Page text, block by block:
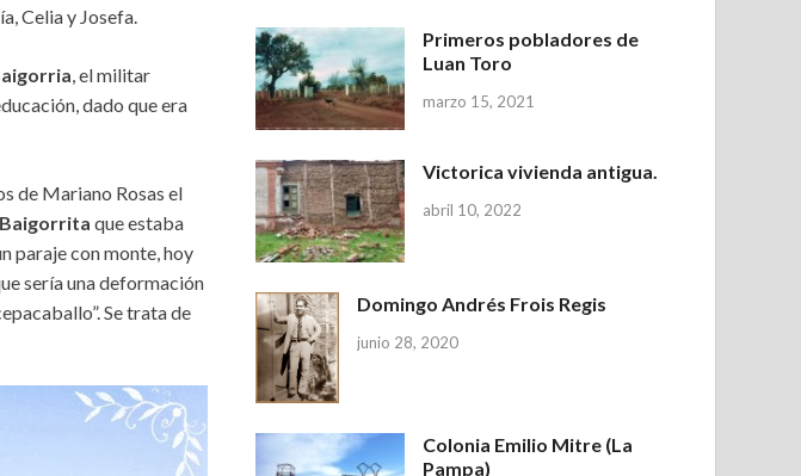
Celia y Josefa.
, el militar
dado que era
de Mariano Rosas el
que estaba
paraje con monte, hoy
sería una deformación
Se trata de
Primeros pobladores de
Luan Toro
marzo 15, 2021
Victorica vivienda antigua.
abril 10, 2022
Domingo Andrés Frois Regis
junio 28, 2020
Colonia Emilio Mitre (La
Pampa)